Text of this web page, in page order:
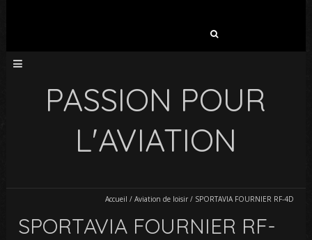
PASSION POUR
L'AVIATION
Accueil / Aviation de loisir/ SPORTAVIA FOURNIER RF-4D
SPORTAVIA FOURNIER RF-